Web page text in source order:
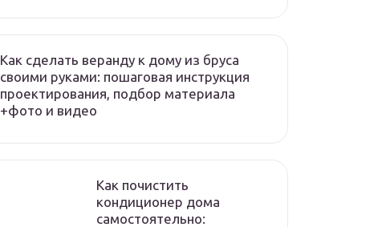
Как сделать веранду к дому из бруса
своими руками: пошаговая инструкция
проектирования, подбор материала
+фото и видео
Как почистить
кондиционер дома
самостоятельно: